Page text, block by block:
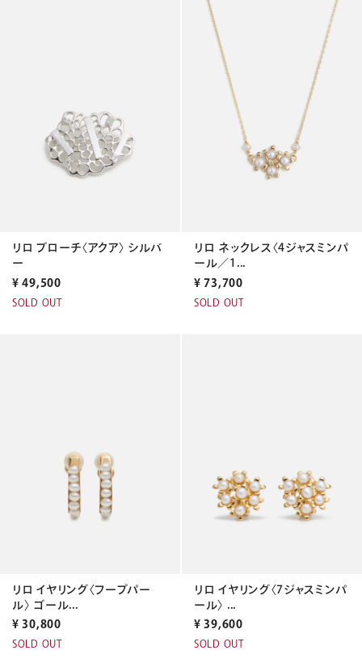
リロ ブローチ〈アクア〉 シルバ
ー
¥ 49,500
SOLD OUT
リロ ネックレス〈4ジャスミンパ
ール／1...
¥ 73,700
SOLD OUT
リロ イヤリング〈フープパー
ル〉 ゴール...
¥ 30,800
SOLD OUT
リロ イヤリング〈7ジャスミンパ
ール〉 ...
¥ 39,600
SOLD OUT